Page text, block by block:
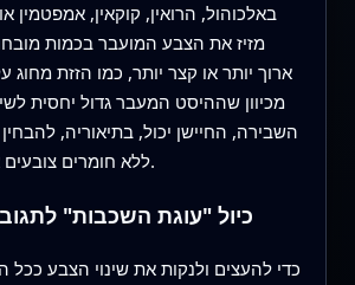
באלכוהול, הרואין, קוקאין, אמפטמין
מזיז את הצבע המועבר בכמות
ארוך יותר או קצר יותר, כמו הזזת מחוג
מכיוון שההיסט המעבר גדול יחסית
השבירה, החיישן יכול, בתיאוריה,
ללא חומרים צובעים או תיוגים נוספים.
כיול "עוגת השכבות"
כדי להעצים ולנקות את שינוי הצבע